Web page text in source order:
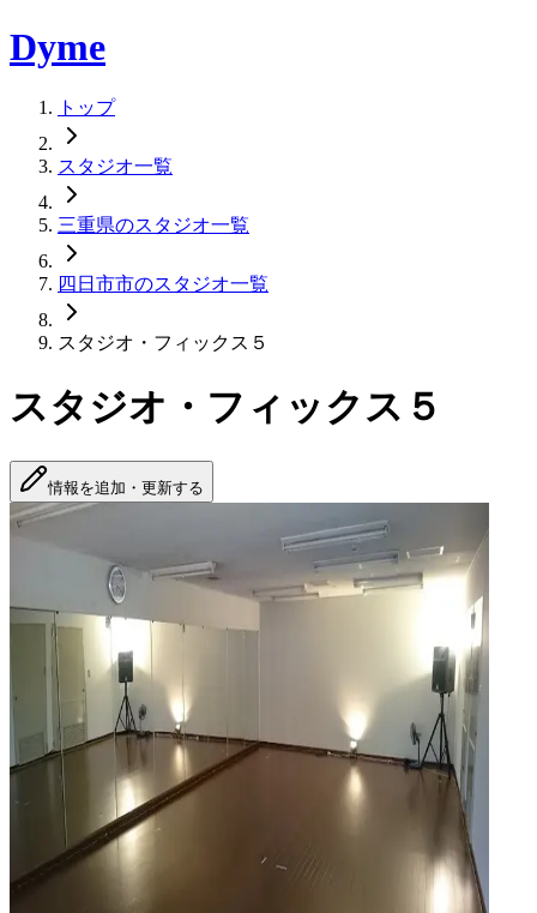
Dyme
トップ
スタジオ一覧
三重県のスタジオ一覧
四日市市のスタジオ一覧
スタジオ・フィックス５
スタジオ・フィックス５
情報を追加・更新する